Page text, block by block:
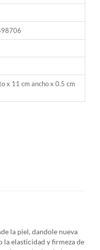
x 11 cm ancho x 0.5 cm
la piel, dandole nueva
la elasticidad y firmeza de